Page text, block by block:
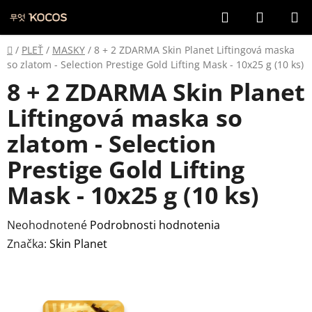
na
obsah
Hľadať
KOŠÍK
Domov
/ PLEŤ / MASKY / 8 + 2 ZDARMA Skin Planet Liftingová maska
so zlatom - Selection Prestige Gold Lifting Mask - 10x25 g (10 ks)
8 + 2 ZDARMA Skin Planet
Liftingová maska so
zlatom - Selection
Prestige Gold Lifting
Mask - 10x25 g (10 ks)
Priemerné
hodnotenie
Neohodnotené Podrobnosti hodnotenia
Značka: Skin Planet